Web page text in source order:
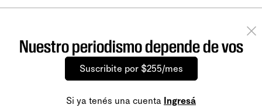
Nuestro periodismo depende de vos
Suscribite por $255/mes
Si ya tenés una cuenta Ingresá